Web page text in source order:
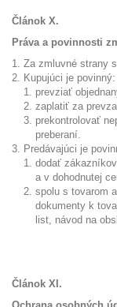
Článok X.
Práva a povinnosti
Za zmluvné strany
Kupujúci je povinný:
prevziať
zaplatiť za
prekontrolovať
preberaní.
Predávajúci je
dodať
a v dohodnutej
spolu s tovarom
dokumenty k
list, návod na
Článok XI.